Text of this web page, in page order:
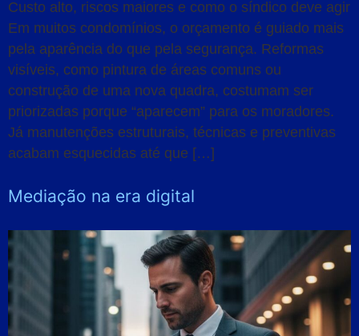
Custo alto, riscos maiores e como o síndico deve agir
Em muitos condomínios, o orçamento é guiado mais
pela aparência do que pela segurança. Reformas
visíveis, como pintura de áreas comuns ou
construção de uma nova quadra, costumam ser
priorizadas porque “aparecem” para os moradores.
Já manutenções estruturais, técnicas e preventivas
acabam esquecidas até que […]
Mediação na era digital